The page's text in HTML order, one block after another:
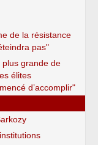
de la résistance
pas"
plus grande de
élites
d’accomplir"